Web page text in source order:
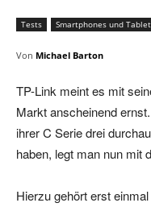
Tests Smartphones und
Von Michael Barton
TP-Link meint es mit
Markt anscheinend
ihrer C Serie drei
haben, legt man nun mit
Hierzu gehört erst